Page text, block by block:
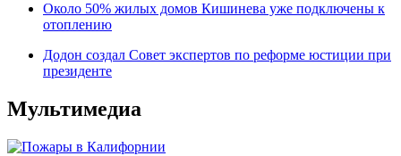
Около 50% жилых домов Кишинева уже подключены к
отоплению
Додон создал Совет экспертов по реформе юстиции при
президенте
Мультимедиа